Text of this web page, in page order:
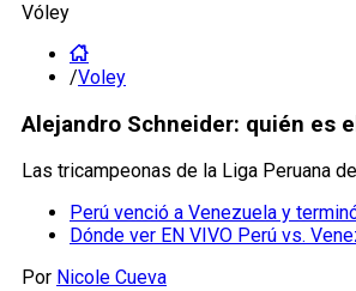
Vóley
/Voley
Alejandro Schneider: quién es
Las tricampeonas de la Liga Peruana
Perú venció a Venezuela y
Dónde ver EN VIVO Perú vs.
Por Nicole Cueva